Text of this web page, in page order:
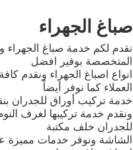
صباغ الجهراء
نقدم لكم خدمة صباغ الجهراء
المتخصصة بوفير افضل
انواع اصباغ الجهراء ونقدم
العملاء كما نوفر أيضاً
خدمة تركيب أوراق للجدران
ونقدم خدمة تركيبها لغرف
للجدران خلف مكتبة
الشاشة ونوفر خدمات مميزة